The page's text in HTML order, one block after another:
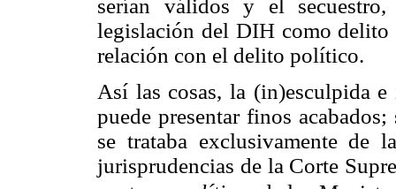
serían válidos y el
legislación del DIH como delito
relación con el delito político.
Así las cosas, la (in)esculpida
puede presentar finos
se trataba exclusivamente de
jurisprudencias de la Corte